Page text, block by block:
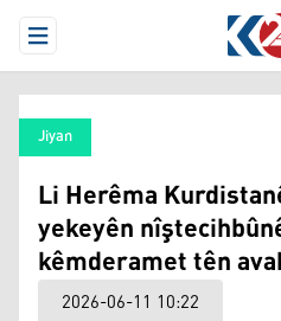
Open Menu
Jiyan
Li Herêma
yekeyên
kêmderamet tên
2026-06-11 10:22